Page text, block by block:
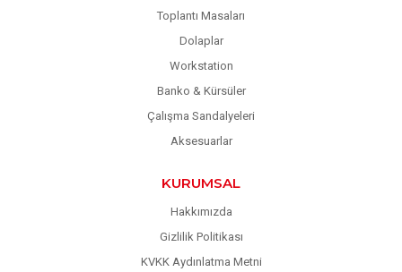
Toplantı Masaları
Dolaplar
Workstation
Banko & Kürsüler
Çalışma Sandalyeleri
Aksesuarlar
KURUMSAL
Hakkımızda
Gizlilik Politikası
KVKK Aydınlatma Metni